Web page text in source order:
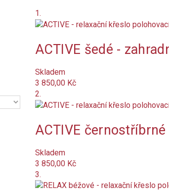
1.
ACTIVE šedé -
Skladem
3 850,00 Kč
2.
ACTIVE
Skladem
3 850,00 Kč
3.